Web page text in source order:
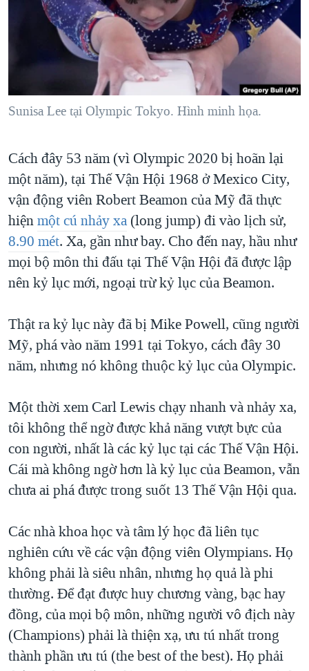
NGƯỜI VIỆT HẢI NGOẠI
ĐỜI SỐNG
KINH TẾ
SỨC KHOẺ
THỂ THAO
GIÁO DỤC
TẠI
HÀNH TRÌNH BẦU CỬ 2024
MỘT NĂM CHIẾN TRANH TẠI DẢI GAZA
GIẢI MÃ VÀNH ĐAI & CON ĐƯỜNG
GROUND ZERO – XƯA VÀ NAY
CHI PHÍ CHIẾN TRANH AFGHANISTAN
CÁC GIÁ TRỊ CỘNG HÒA Ở VIỆT NAM
THƯỢNG ĐỈNH TRUMP-KIM TẠI VIỆT NAM
TRỊNH VĨNH BÌNH VS. CHÍNH PHỦ VIỆT NAM
NGƯ DÂN VIỆT VÀ LÀN SÓNG TRỘM HẢI SÂM
QUAN HỆ VIỆT MỸ
Sunisa Lee tại Olympic Tokyo. Hình minh họa.
Cách đây 53 năm (vì Olympic 2020 bị hoãn lại
một năm), tại Thế Vận Hội 1968 ở Mexico City,
vận động viên Robert Beamon của Mỹ đã thực
hiệnmột cú nhảy xa(long jump) đi vào lịch sử,
8.90 mét. Xa, gần như bay. Cho đến nay, hầu như
mọi bộ môn thi đấu tại Thế Vận Hội đã được lập
nên kỷ lục mới, ngoại trừ kỷ lục của Beamon.
Thật ra kỷ lục này đã bị Mike Powell, cũng người
Mỹ, phá vào năm 1991 tại Tokyo, cách đây 30
năm, nhưng nó không thuộc kỷ lục của Olympic.
Một thời xem Carl Lewis chạy nhanh và nhảy xa,
tôi không thể ngờ được khả năng vượt bực của
con người, nhất là các kỷ lục tại các Thế Vận Hội.
Cái mà không ngờ hơn là kỷ lục của Beamon, vẫn
chưa ai phá được trong suốt 13 Thế Vận Hội qua.
Các nhà khoa học và tâm lý học đã liên tục
nghiên cứu về các vận động viên Olympians. Họ
không phải là siêu nhân, nhưng họ quả là phi
thường. Để đạt được huy chương vàng, bạc hay
đồng, của mọi bộ môn, những người vô địch này
(Champions) phải là thiện xạ, ưu tú nhất trong
thành phần ưu tú (the best of the best). Họ phải